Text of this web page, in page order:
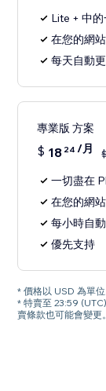
Lite + 中的
在您的網
每天自動
專業版 方案
$ 18 24 /月
一切盡在
在您的網
每小時自
優先支持
* 價格以 USD 為單位
* 特賣至 23:59
賣條款也可能會變更。